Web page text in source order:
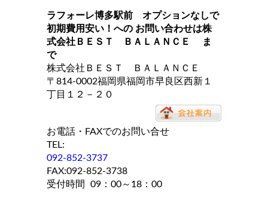
ラフォーレ博多駅前 オプションなしで
初期費用安い！
への お問い合わせは株
式会社ＢＥＳＴ ＢＡＬＡＮＣＥ
ま
で
株式会社ＢＥＳＴ ＢＡＬＡＮＣＥ
〒814-0002福岡県福岡市早良区西新１
丁目１２－２０
お電話・FAXでのお問い合せ
TEL:
092-852-3737
FAX:092-852-3738
受付時間
09：00～18：00